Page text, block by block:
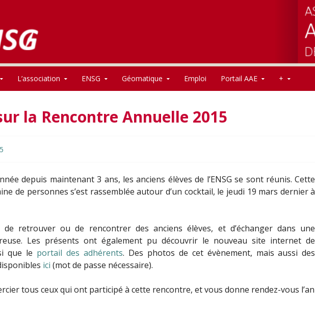
L’association ENSG Géomatique Emploi Portail AAE +
la Rencontre Annuelle 2015
depuis maintenant 3 ans, les anciens élèves de l’ENSG se sont réunis. Cette
de personnes s’est rassemblée autour d’un cocktail, le jeudi 19 mars dernier à
de retrouver ou de rencontrer des anciens élèves, et d’échanger dans une
Les présents ont également pu découvrir le nouveau site internet de
que le portail des adhérents. Des photos de cet évènement, mais aussi des
ici (mot de passe nécessaire).
tous ceux qui ont participé à cette rencontre, et vous donne rendez-vous l’an